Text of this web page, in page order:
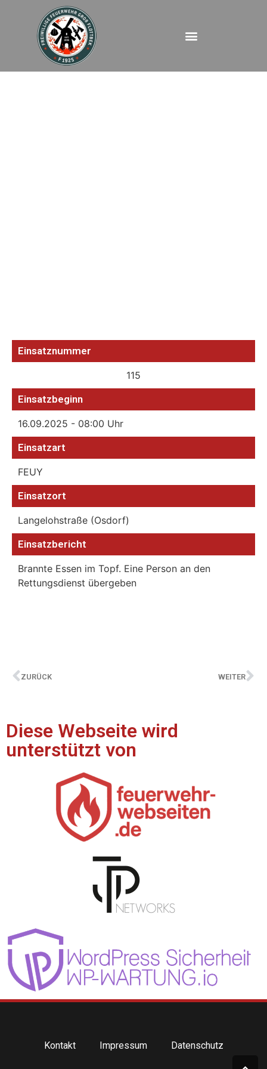
Einsatznummer
115
Einsatzbeginn
16.09.2025 - 08:00 Uhr
Einsatzart
FEUY
Einsatzort
Langelohstraße (Osdorf)
Einsatzbericht
Brannte Essen im Topf. Eine Person an den
Rettungsdienst übergeben
ZURÜCK WEITER
Diese Webseite wird
unterstützt von
Kontakt Impressum Datenschutz